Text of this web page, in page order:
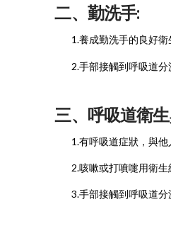
二、勤洗手:
1.養成勤洗手的良好衛
2.手部接觸到呼吸道分
三、呼吸道衛
1.有呼吸道症狀，與
2.咳嗽或打噴嚏用衛生
3.手部接觸到呼吸道分